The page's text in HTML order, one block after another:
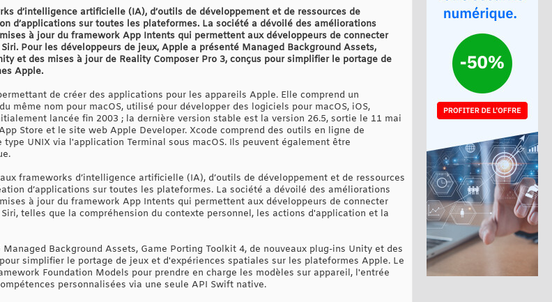
d’intelligence artificielle (IA), d’outils de développement et de ressources de
d’applications sur toutes les plateformes. La société a dévoilé des améliorations
à jour du framework App Intents qui permettent aux développeurs de connecter
Pour les développeurs de jeux, Apple a présenté Managed Background Assets,
et des mises à jour de Reality Composer Pro 3, conçus pour simplifier le portage de
Apple.
de créer des applications pour les appareils Apple. Elle comprend un
même nom pour macOS, utilisé pour développer des logiciels pour macOS, iOS,
lancée fin 2003 ; la dernière version stable est la version 26.5, sortie le 11 mai
Store et le site web Apple Developer. Xcode comprend des outils en ligne de
UNIX via l'application Terminal sous macOS. Ils peuvent également être
frameworks d’intelligence artificielle (IA), d’outils de développement et de ressources
d’applications sur toutes les plateformes. La société a dévoilé des améliorations
à jour du framework App Intents qui permettent aux développeurs de connecter
telles que la compréhension du contexte personnel, les actions d'application et la
Background Assets, Game Porting Toolkit 4, de nouveaux plug-ins Unity et des
simplifier le portage de jeux et d'expériences spatiales sur les plateformes Apple. Le
Foundation Models pour prendre en charge les modèles sur appareil, l'entrée
personnalisées via une seule API Swift native.